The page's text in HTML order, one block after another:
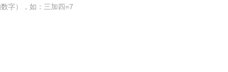
字），如：三加四=7